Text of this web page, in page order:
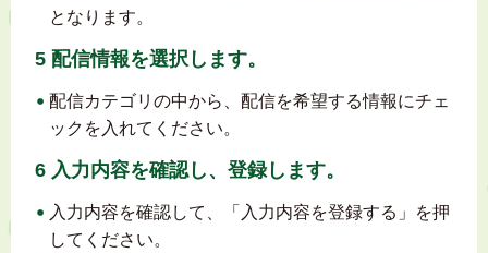
となります。
5 配信情報を選択します。
配信カテゴリの中から、配信を希望する情報にチェ
ックを入れてください。
6 入力内容を確認し、登録します。
入力内容を確認して、「入力内容を登録する」を押
してください。